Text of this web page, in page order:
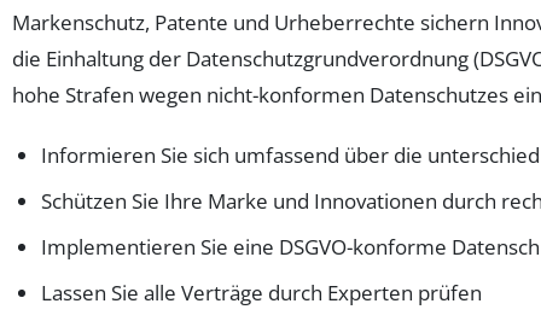
Markenschutz, Patente und Urheberrechte sichern
die Einhaltung der Datenschutzgrundverordnung
hohe Strafen wegen nicht-konformen Datenschutzes
Informieren Sie sich umfassend über die
Schützen Sie Ihre Marke und Innovationen durch
Implementieren Sie eine DSGVO-konforme
Lassen Sie alle Verträge durch Experten prüfen